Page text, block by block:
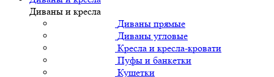
Диваны и кресла
Диваны прямые
Диваны угловые
Кресла и кресла-кровати
Пуфы и банкетки
Кушетки